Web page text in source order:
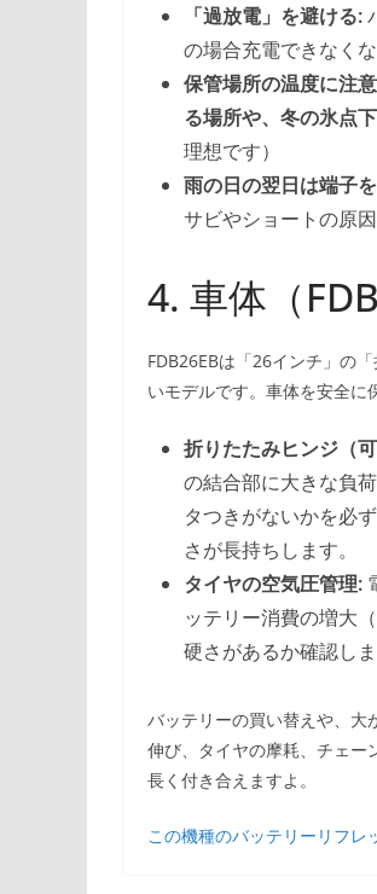
「過放電」を避ける:
の場合充電できなく
保管場所の温度に注
る場所や、冬の氷点
理想です）
雨の日の翌日は端子
サビやショートの原
4. 車体（
FDB26EBは「26インチ」の
いモデルです。車体を安全に
折りたたみヒンジ（
の結合部に大きな負
タつきがないかを必
さが長持ちします。
タイヤの空気圧管理:
ッテリー消費の増大
硬さがあるか確認しま
バッテリーの買い替えや、大
伸び、タイヤの摩耗、チェー
長く付き合えますよ。
この機種のバッテリーリフレ